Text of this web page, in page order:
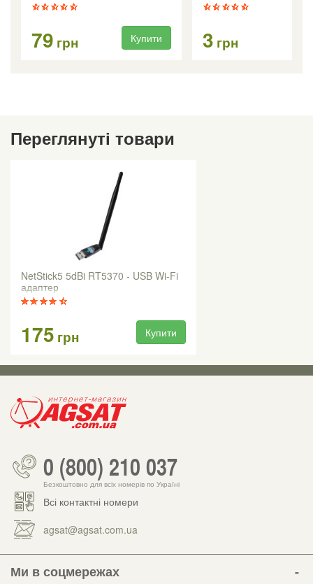
79 грн Купити 3 грн
Переглянуті товари
NetStick5 5dBi RT5370 - USB Wi-Fi
адаптер
175 грн Купити
0 (800) 210 037
Безкоштовно для всіх номерів по Україні
Всі контактні номери
agsat@agsat.com.ua
Ми в соцмережах